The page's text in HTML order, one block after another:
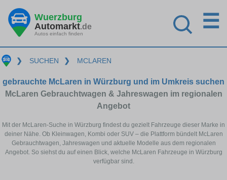
Wuerzburg
Automarkt.de
Autos einfach finden
☰
❯ SUCHEN ❯ MCLAREN
gebrauchte McLaren in Würzburg und im Umkreis suchen
McLaren Gebrauchtwagen & Jahreswagen im regionalen
Angebot
Mit der McLaren-Suche in Würzburg findest du gezielt Fahrzeuge dieser Marke in
deiner Nähe. Ob Kleinwagen, Kombi oder SUV – die Plattform bündelt McLaren
Gebrauchtwagen, Jahreswagen und aktuelle Modelle aus dem regionalen
Angebot. So siehst du auf einen Blick, welche McLaren Fahrzeuge in Würzburg
verfügbar sind.